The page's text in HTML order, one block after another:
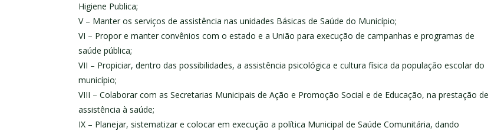
Higiene Publica;
V – Manter os serviços de assistência nas unidades Básicas de Saúde do Município;
VI – Propor e manter convênios com o estado e a União para execução de campanhas e programas de
saúde pública;
VII – Propiciar, dentro das possibilidades, a assistência psicológica e cultura física da população escolar do
município;
VIII – Colaborar com as Secretarias Municipais de Ação e Promoção Social e de Educação, na prestação de
assistência à saúde;
IX – Planejar, sistematizar e colocar em execução a política Municipal de Saúde Comunitária, dando